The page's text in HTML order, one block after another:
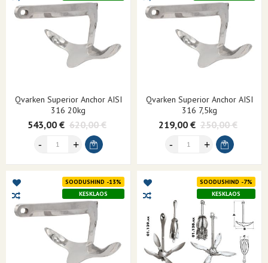
Qvarken Superior Anchor AISI
316 20kg
543,00 € 620,00 €
Qvarken Superior Anchor AISI
316 7,5kg
219,00 € 250,00 €
SOODUSHIND -13%
KESKLAOS
SOODUSHIND -7%
KESKLAOS